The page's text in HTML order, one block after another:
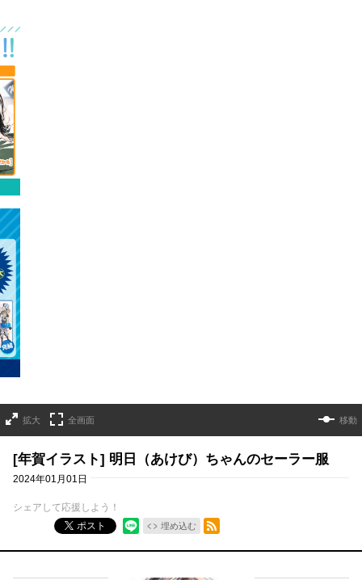
拡大 全画面 移動
[年賀イラスト] 明日（あけび）ちゃんのセーラー服
2024年01月01日
シェアして応援しよう！
ポスト
埋め込む
RSSフィード